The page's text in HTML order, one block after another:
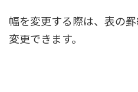
幅を変更する際は、表の
変更できます。